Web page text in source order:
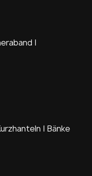
|
| Bänke